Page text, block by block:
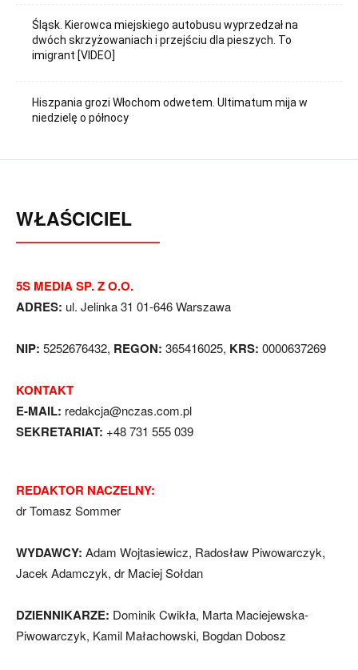
Śląsk. Kierowca miejskiego autobusu wyprzedzał na
dwóch skrzyżowaniach i przejściu dla pieszych. To
imigrant [VIDEO]
Hiszpania grozi Włochom odwetem. Ultimatum mija w
niedzielę o północy
WŁAŚCICIEL
5S MEDIA SP. Z O.O.
ADRES: ul. Jelinka 31 01-646 Warszawa
NIP: 5252676432, REGON: 365416025, KRS: 0000637269
KONTAKT
E-MAIL: redakcja@nczas.com.pl
SEKRETARIAT: +48 731 555 039
REDAKTOR NACZELNY:
dr Tomasz Sommer
WYDAWCY: Adam Wojtasiewicz, Radosław Piwowarczyk,
Jacek Adamczyk, dr Maciej Sołdan
DZIENNIKARZE: Dominik Cwikła, Marta Maciejewska-
Piwowarczyk, Kamil Małachowski, Bogdan Dobosz